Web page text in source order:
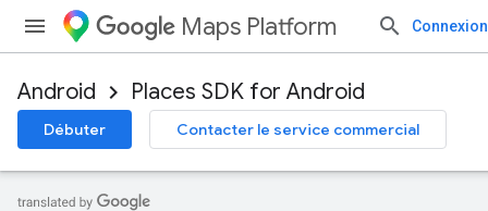
Maps Platform Connexion
Android Places SDK for Android
Débuter Contacter le service commercial